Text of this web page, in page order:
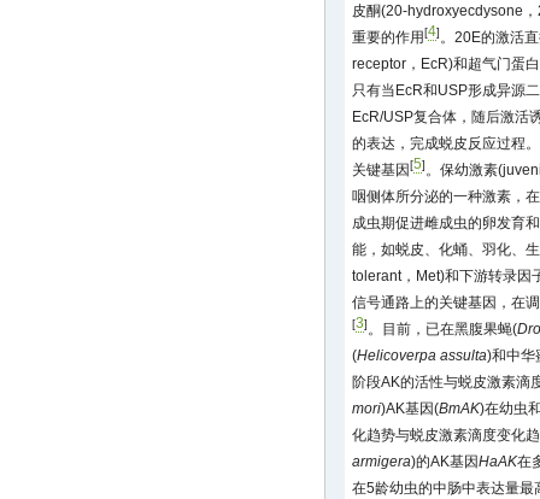
皮酮(20-hydroxyecdysone
重要的作用[4]。20E的激活
receptor，EcR)和超气门蛋
只有当EcR和USP形成异源
EcR/USP复合体，随后激活
的表达，完成蜕皮反应过程
关键基因[5]。保幼激素
咽侧体所分泌的一种激素，
成虫期促进雌成虫的卵发育
能，如蜕皮、化蛹、羽化、
tolerant，Met)和下游转录因
信号通路上的关键基因，在
[3]。目前，已在黑腹果蝇(
(Helicoverpa assulta)和中华
阶段AK的活性与蜕皮激素滴
mori)AK基因(BmAK)在幼虫
化趋势与蜕皮激素滴度变化
armigera)的AK基因HaAK在
在5龄幼虫的中肠中表达量最